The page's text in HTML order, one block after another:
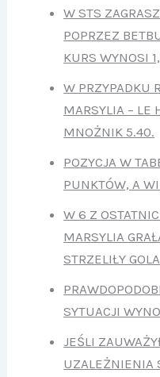
W STS
POPRZEZ
KURS WYNOSI
W PRZYPADKU
MARSYLIA – LE
MNOŻNIK 5.40.
POZYCJA W
PUNKTÓW, A
W 6 Z
MARSYLIA
STRZELIŁY
SYTUACJI
JEŚLI
UZALEŻNIENIA